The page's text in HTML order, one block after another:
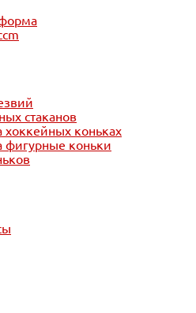
стаканов
коньках
фигурные коньки